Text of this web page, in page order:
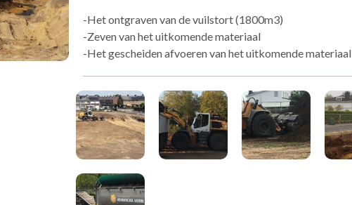
-Het ontgraven van de vuilstort (1800m3)
-Zeven van het uitkomende materiaal
-Het gescheiden afvoeren van het uitkomende materiaal